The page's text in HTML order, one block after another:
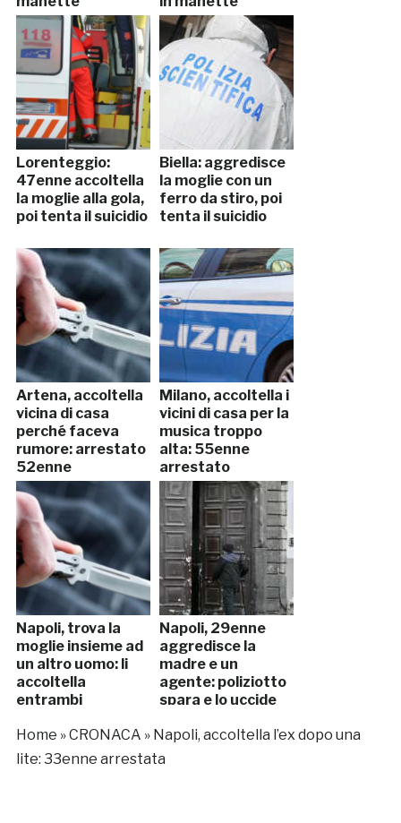
Lorenteggio:
47enne accoltella
la moglie alla gola,
poi tenta il suicidio
Biella: aggredisce
la moglie con un
ferro da stiro, poi
tenta il suicidio
Artena, accoltella
vicina di casa
perché faceva
rumore: arrestato
52enne
Milano, accoltella i
vicini di casa per la
musica troppo
alta: 55enne
arrestato
Napoli, trova la
moglie insieme ad
un altro uomo: li
accoltella
entrambi
Napoli, 29enne
aggredisce la
madre e un
agente: poliziotto
spara e lo uccide
Home »CRONACA » Napoli, accoltella l’ex dopo una
lite: 33enne arrestata